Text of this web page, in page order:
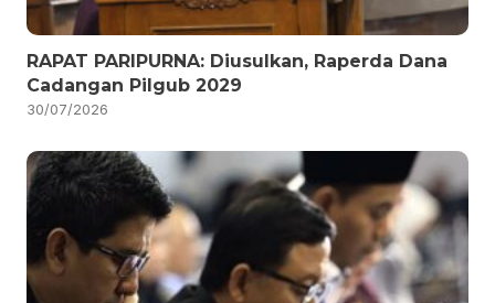
RAPAT PARIPURNA: Diusulkan, Raperda Dana
Cadangan Pilgub 2029
30/07/2026